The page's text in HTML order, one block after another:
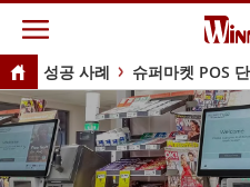
성공 사례 슈퍼마켓 POS